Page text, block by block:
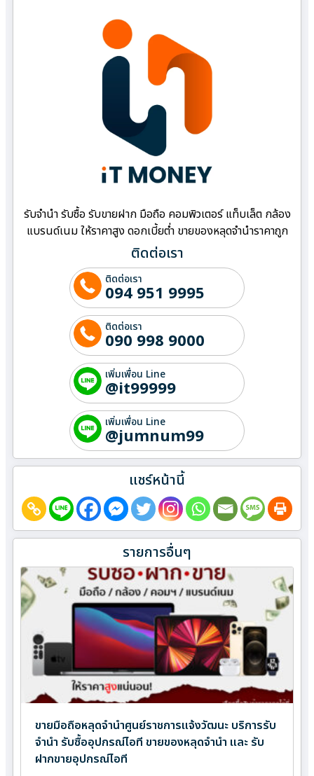
รับจำนำ รับซื้อ รับขายฝาก มือถือ คอมพิวเตอร์ แท็บเล็ต กล้อง
แบรนด์เนม ให้ราคาสูง ดอกเบี้ยต่ำ ขายของหลุดจำนำราคาถูก
ติดต่อเรา
ติดต่อเรา
094 951 9995
ติดต่อเรา
090 998 9000
เพิ่มเพื่อน Line
@it99999
เพิ่มเพื่อน Line
@jumnum99
แชร์หน้านี้
รายการอื่นๆ
ขายมือถือหลุดจำนำศูนย์ราชการแจ้งวัฒนะ บริการรับ
จำนำ รับซื้ออุปกรณ์ไอที ขายของหลุดจำนำ และ รับ
ฝากขายอุปกรณ์ไอที